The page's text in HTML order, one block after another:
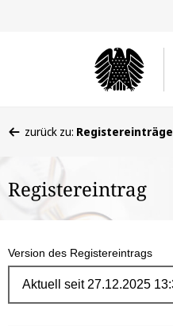
befinden
hier:
zurück zu: Registereinträge
Registereintrag
Version des Registereintrags